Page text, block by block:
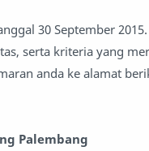
30 September
serta kriteria yang
anda ke alamat
Palembang